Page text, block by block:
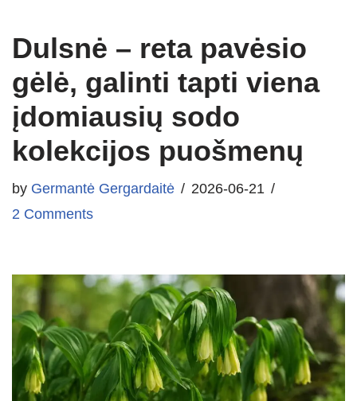
Dulsnė – reta pavėsio
gėlė, galinti tapti viena
įdomiausių sodo
kolekcijos puošmenų
by Germantė Gergardaitė
2026-06-21
2 Comments